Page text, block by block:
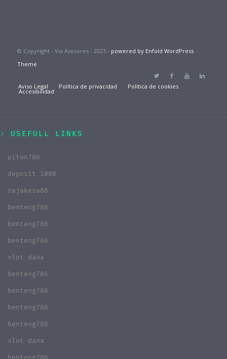
© Copyright - Via Asesores - 2023 - powered by Enfold WordPress
Theme
Aviso Legal Política de privacidad Política de cookies
Accesibilidad
USEFULL LINKS
piton786
deposit 1000
rajakera88
benteng786
benteng786
benteng786
slot dana
benteng786
benteng786
benteng786
benteng786
slot dana